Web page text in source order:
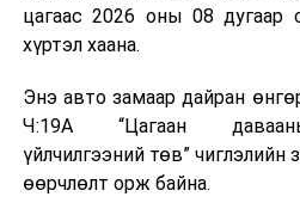
Япон, Герман, Швейцар,
зэрэг улс лаг хатаах,
байна. Тухайлбал, Германд
гарсан үнснээс фосфор
ашигладаг бол
боловсруулах
цагаас 2026 оны 08 дугаар
хүртэл хаана.
Энэ авто замаар дайран
Ч:19А “Цагаан
үйлчилгээний төв” чиглэлийн
өөрчлөлт орж байна.